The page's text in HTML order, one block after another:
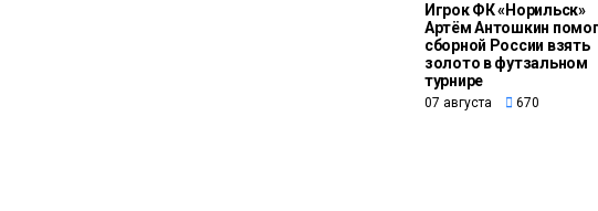
Игрок ФК «Норильск»
Артём Антошкин помог
сборной России взять
золото в футзальном
турнире
07 августа 670